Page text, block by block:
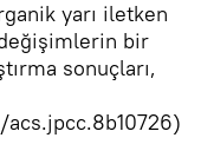
yarı iletken
bir
sonuçları,